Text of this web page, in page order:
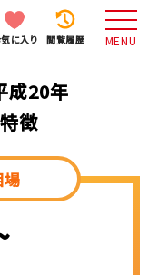
に入り 閲覧履歴 MENU
成20年
徴
場